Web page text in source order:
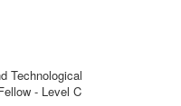
Technological
- Level C